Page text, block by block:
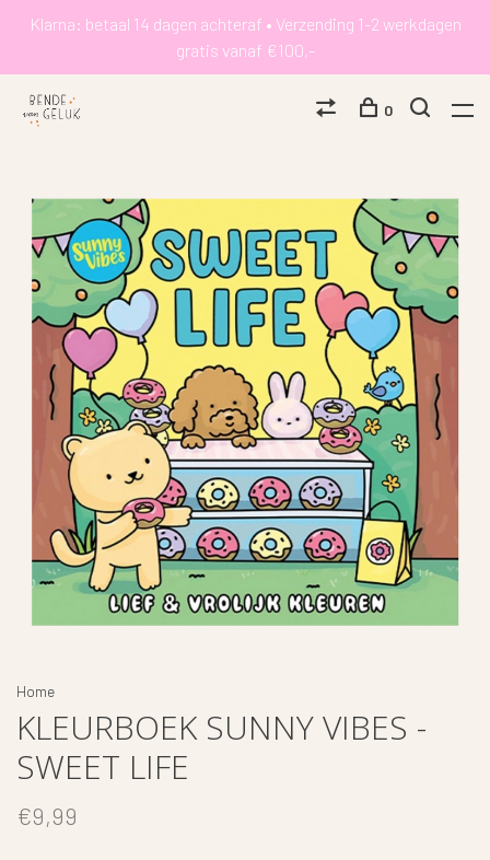
Klarna: betaal 14 dagen achteraf • Verzending 1-2 werkdagen
gratis vanaf €100,-
0
Home
KLEURBOEK SUNNY VIBES -
SWEET LIFE
€9,99